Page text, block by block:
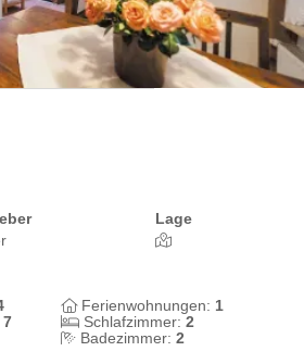
Lage
Ferienwohnungen: 1
7 Schlafzimmer: 2
Badezimmer: 2